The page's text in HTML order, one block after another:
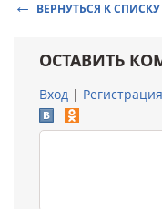
ВЕРНУТЬСЯ К СПИСКУ
ОСТАВИТЬ
Вход | Регистрация